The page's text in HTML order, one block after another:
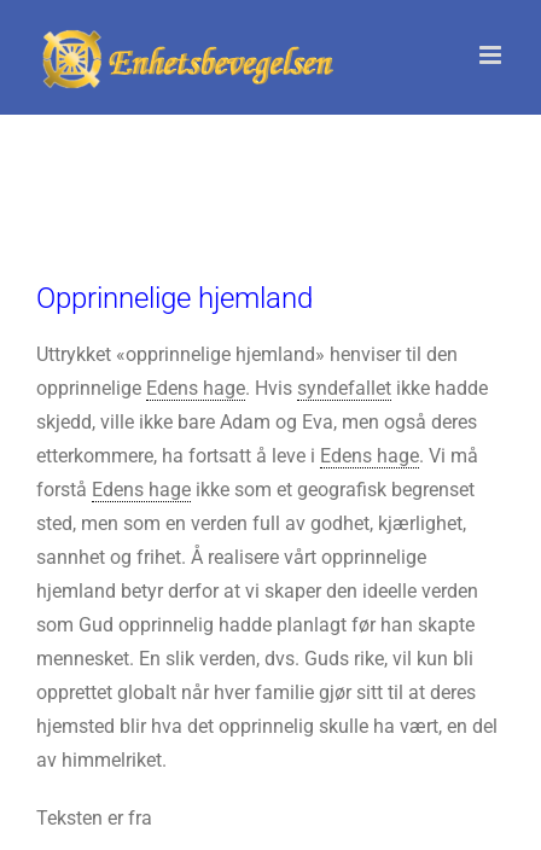
content
Opprinnelige hjemland
Uttrykket «opprinnelige hjemland» henviser til den
opprinnelige Edens hage. Hvis syndefallet ikke hadde
skjedd, ville ikke bare Adam og Eva, men også deres
etterkommere, ha fortsatt å leve i Edens hage. Vi må
forstå Edens hage ikke som et geografisk begrenset
sted, men som en verden full av godhet, kjærlighet,
sannhet og frihet. Å realisere vårt opprinnelige
hjemland betyr derfor at vi skaper den ideelle verden
som Gud opprinnelig hadde planlagt før han skapte
mennesket. En slik verden, dvs. Guds rike, vil kun bli
opprettet globalt når hver familie gjør sitt til at deres
hjemsted blir hva det opprinnelig skulle ha vært, en del
av himmelriket.
Teksten er fra